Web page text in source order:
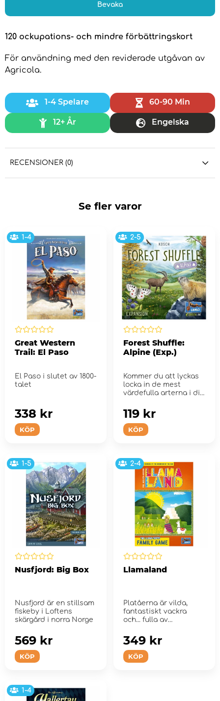
Bevaka
120 ockupations- och mindre förbättringskort
För användning med den reviderade utgåvan av
Agricola.
1-4 Spelare 60-90 Min
12+ År Engelska
RECENSIONER (0)
Se fler varor
1-4
Great Western
Trail: El Paso
El Paso i slutet av 1800-
talet
KÖP
338 kr
2-5
Forest Shuffle:
Alpine (Exp.)
Kommer du att lyckas
locka in de mest
värdefulla arterna i din
KÖP
119 kr
1-5
Nusfjord: Big Box
Nusfjord är en stillsam
fiskeby i Loftens
skärgård i norra Norge
KÖP
569 kr
2-4
Llamaland
Platåerna är vilda,
fantastiskt vackra
och... fulla av
KÖP
349 kr
1-4